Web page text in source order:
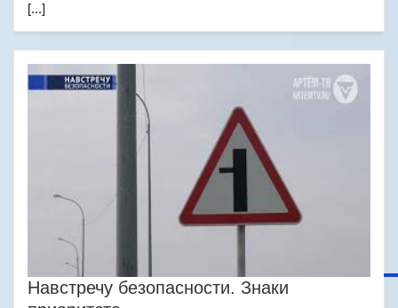
[...]
Навстречу безопасности. Знаки